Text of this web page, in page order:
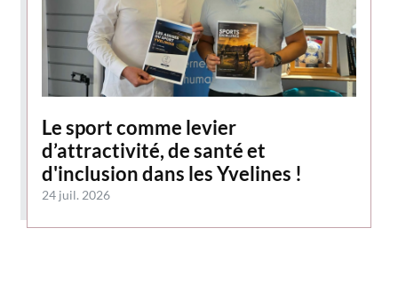
Le sport comme levier
d’attractivité, de santé et
d'inclusion dans les Yvelines !
24 juil. 2026